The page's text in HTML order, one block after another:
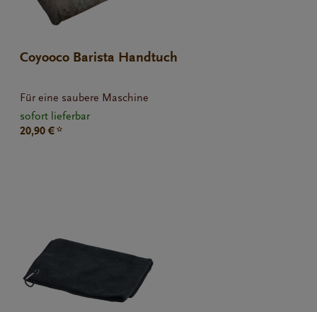
Coyooco Barista Handtuch
Für eine saubere Maschine
sofort lieferbar
20,90 € *